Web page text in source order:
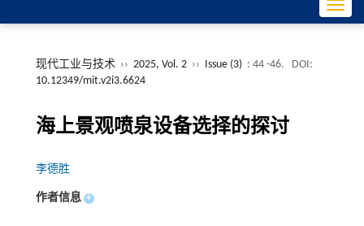
现代工业与技术 ›› 2025, Vol. 2 ›› Issue (3) : 44 -46.
DOI:
10.12349/mit.v2i3.6624
海上景观喷泉设备选择的探讨
李德胜
作者信息 +